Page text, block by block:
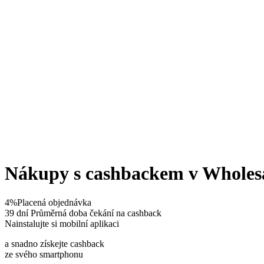
Nákupy s cashbackem v
4%Placená objednávka
39 dní Průměrná doba čekání na cashback
Nainstalujte si mobilní aplikaci
a snadno získejte cashback
ze svého smartphonu